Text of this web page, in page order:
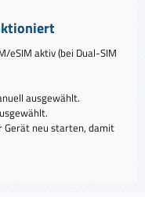
eSIM aktiv (bei Dual-SIM
ausgewählt.
Gerät neu starten, damit